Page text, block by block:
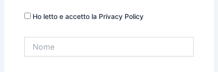
Ho letto e accetto la Privacy Policy